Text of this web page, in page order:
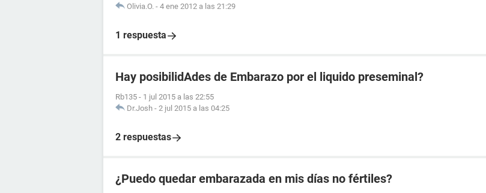
Olivia.O. - 4 ene 2012 a las 21:29
1 respuesta
Hay posibilidAdes de Embarazo por el liquido preseminal?
Rb135 - 1 jul 2015 a las 22:55
Dr.Josh - 2 jul 2015 a las 04:25
2 respuestas
¿Puedo quedar embarazada en mis días no fértiles?